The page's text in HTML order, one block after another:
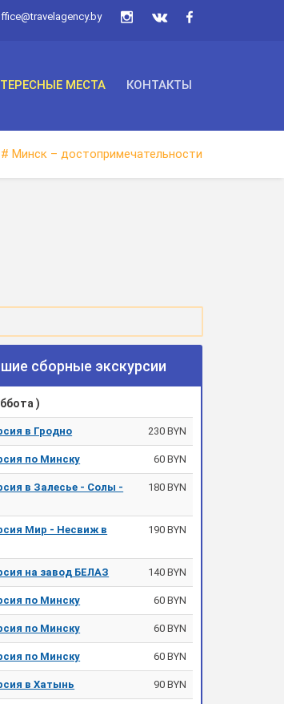
МЕСТА КОНТАКТЫ
# Минск – достопримечательности
сборные экскурсии
)
в Гродно 230 BYN
по Минску 60 BYN
в Залесье - Солы -
180 BYN
Мир - Несвиж в
190 BYN
на завод БЕЛАЗ 140 BYN
по Минску 60 BYN
по Минску 60 BYN
по Минску 60 BYN
в Хатынь 90 BYN